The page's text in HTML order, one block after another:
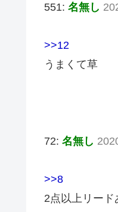
551: 名無し
>>12
うまくて草
72: 名無し
>>8
2点以上リード